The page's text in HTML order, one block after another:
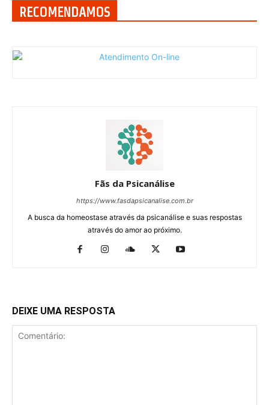
RECOMENDAMOS
Fãs da Psicanálise
https://www.fasdapsicanalise.com.br
A busca da homeostase através da psicanálise e suas respostas
através do amor ao próximo.
DEIXE UMA RESPOSTA